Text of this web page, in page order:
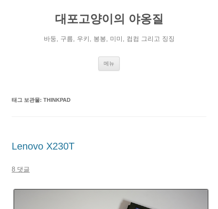
대포고양이의 야옹질
바둥, 구름, 우키, 봉봉, 미미, 컴컴 그리고 징징
메뉴
태그 보관물: THINKPAD
Lenovo X230T
8 댓글